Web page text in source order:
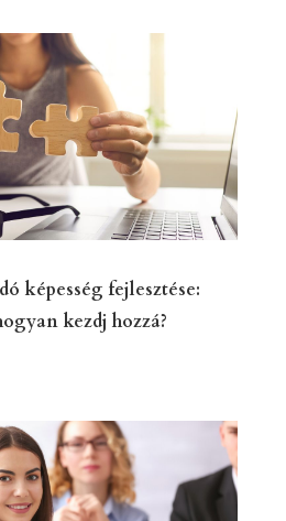
képesség fejlesztése:
kezdj hozzá?